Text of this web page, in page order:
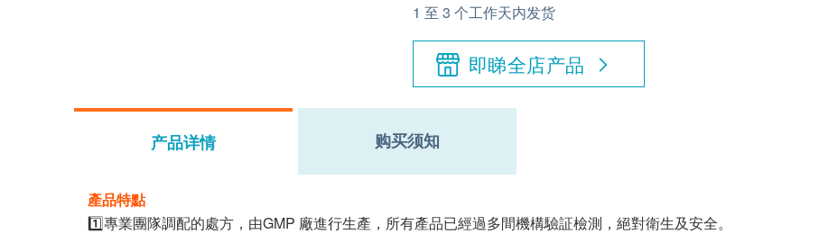
1 至 3 个工作天内发货
即睇全店产品
产品详情 购买须知
產品特點
1️⃣專業團隊調配的處方，由GMP 廠進行生產，所有產品已經過多間機構驗証檢測，絕對衛生及安全。